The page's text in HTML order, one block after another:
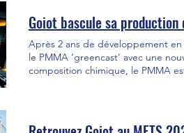
Goiot bascule sa
Après 2 ans de développement
le PMMA ‘greencast’ avec une
composition chimique, le PMMA
régénéré (R-MMA). L’installation